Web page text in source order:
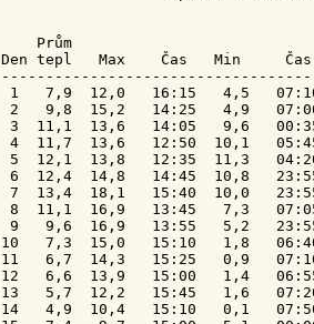
Prům
Den tepl   Max    Čas   Min
1   7,9  12,0   16:15   4,5
2   9,8  15,2   14:25   4,9
3  11,1  13,6   14:05   9,6
4  11,7  13,6   12:50  10,1
5  12,1  13,8   12:35  11,3
6  12,4  14,8   14:45  10,8
7  13,4  18,1   15:40  10,0
8  11,1  16,9   13:45   7,3
9   9,6  16,9   13:55   5,2
10   7,3  15,0   15:10   1,8
11   6,7  14,3   15:25   0,9
12   6,6  13,9   15:00   1,4
13   5,7  12,2   15:45   1,6
14   4,9  10,4   15:10   0,1